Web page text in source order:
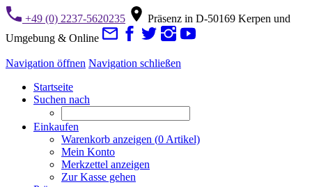
+49 (0) 2237-5620235
Präsenz in D-50169 Kerpen und
Umgebung & Online
Navigation öffnen Navigation schließen
Startseite
Suchen nach
Einkaufen
Warenkorb anzeigen (0 Artikel)
Mein Konto
Merkzettel anzeigen
Zur Kasse gehen